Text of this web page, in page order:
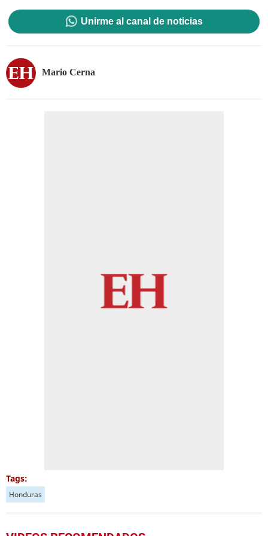
Unirme al canal de noticias
Mario Cerna
Tags:
Honduras